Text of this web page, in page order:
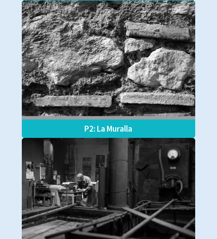
P2: La Muralla